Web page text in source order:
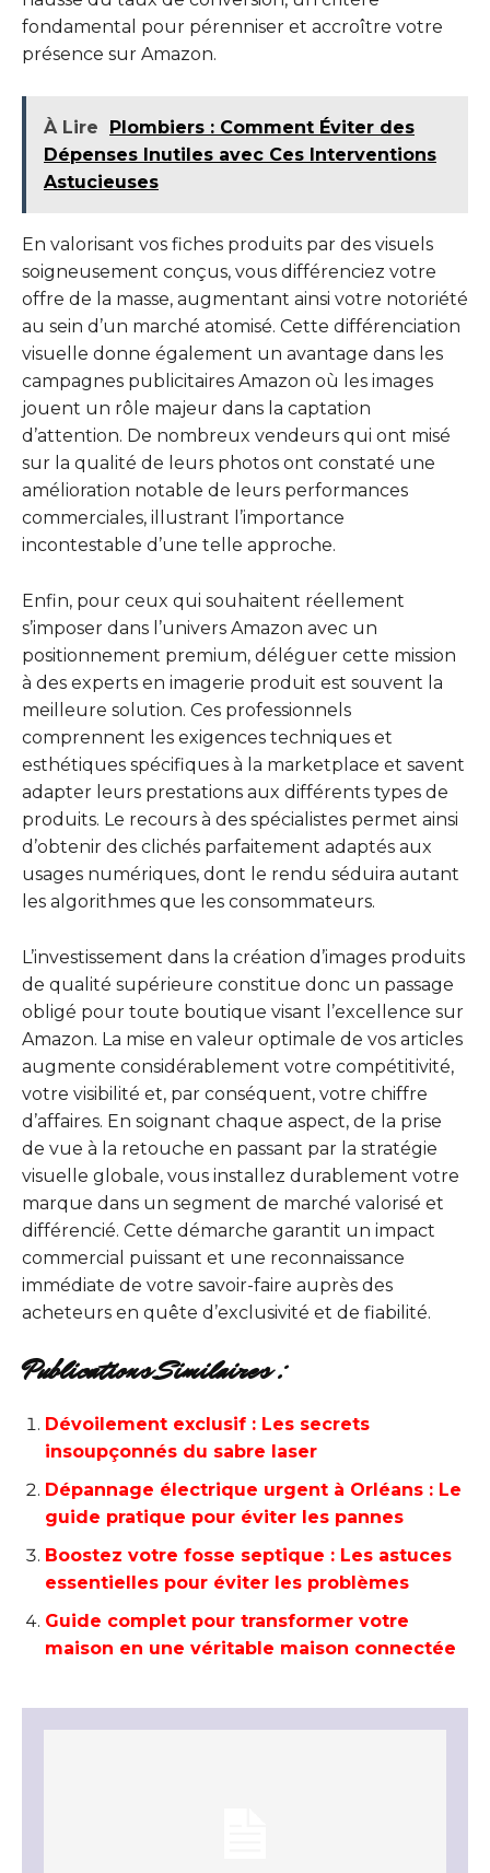
fondamental pour pérenniser et accroître votre
présence sur Amazon.
À Lire
Plombiers : Comment Éviter des
Dépenses Inutiles avec Ces Interventions
Astucieuses
En valorisant vos fiches produits par des visuels
soigneusement conçus, vous différenciez votre
offre de la masse, augmentant ainsi votre notoriété
au sein d’un marché atomisé. Cette différenciation
visuelle donne également un avantage dans les
campagnes publicitaires Amazon où les images
jouent un rôle majeur dans la captation
d’attention. De nombreux vendeurs qui ont misé
sur la qualité de leurs photos ont constaté une
amélioration notable de leurs performances
commerciales, illustrant l’importance
incontestable d’une telle approche.
Enfin, pour ceux qui souhaitent réellement
s’imposer dans l’univers Amazon avec un
positionnement premium, déléguer cette mission
à des experts en imagerie produit est souvent la
meilleure solution. Ces professionnels
comprennent les exigences techniques et
esthétiques spécifiques à la marketplace et savent
adapter leurs prestations aux différents types de
produits. Le recours à des spécialistes permet ainsi
d’obtenir des clichés parfaitement adaptés aux
usages numériques, dont le rendu séduira autant
les algorithmes que les consommateurs.
L’investissement dans la création d’images produits
de qualité supérieure constitue donc un passage
obligé pour toute boutique visant l’excellence sur
Amazon. La mise en valeur optimale de vos articles
augmente considérablement votre compétitivité,
votre visibilité et, par conséquent, votre chiffre
d’affaires. En soignant chaque aspect, de la prise
de vue à la retouche en passant par la stratégie
visuelle globale, vous installez durablement votre
marque dans un segment de marché valorisé et
différencié. Cette démarche garantit un impact
commercial puissant et une reconnaissance
immédiate de votre savoir-faire auprès des
acheteurs en quête d’exclusivité et de fiabilité.
Publications Similaires :
Dévoilement exclusif : Les secrets
insoupçonnés du sabre laser
Dépannage électrique urgent à Orléans : Le
guide pratique pour éviter les pannes
Boostez votre fosse septique : Les astuces
essentielles pour éviter les problèmes
Guide complet pour transformer votre
maison en une véritable maison connectée